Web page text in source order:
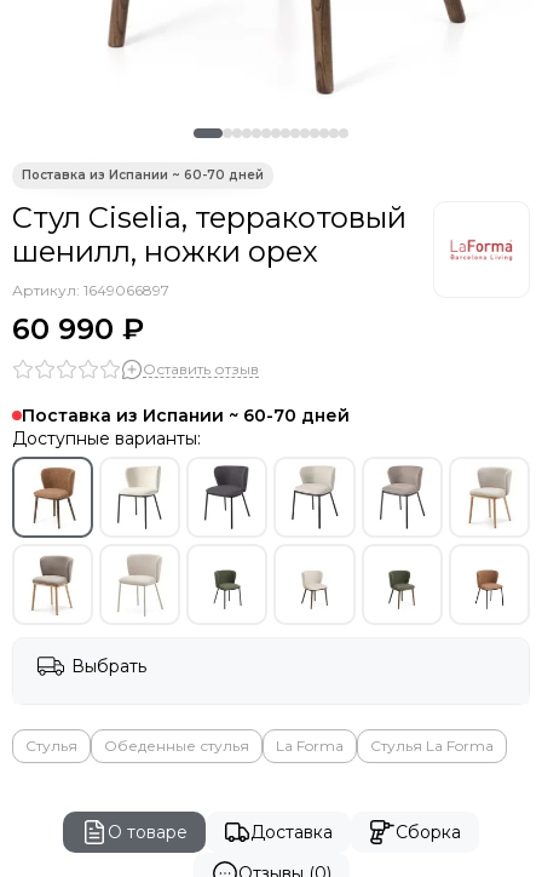
Smart Solutions
Liberty Jones
Ellipsefurniture
Asis
Tagliamento
DOIY
Scolaro
Vical
WArt
EMU
Grattoni
THEUMBRELA
Vondom
Genart
GARDENIUS
BIZZ
Стул Ciselia, терракотовый
шенилл, ножки орех
Артикул: 1649066897
60 990 ₽
Оставить отзыв
Поставка из Испании ~ 60-70 дней
Доступные варианты:
Выбрать
Стулья Обеденные стулья La Forma Стулья La Forma
О товаре Доставка
Сборка